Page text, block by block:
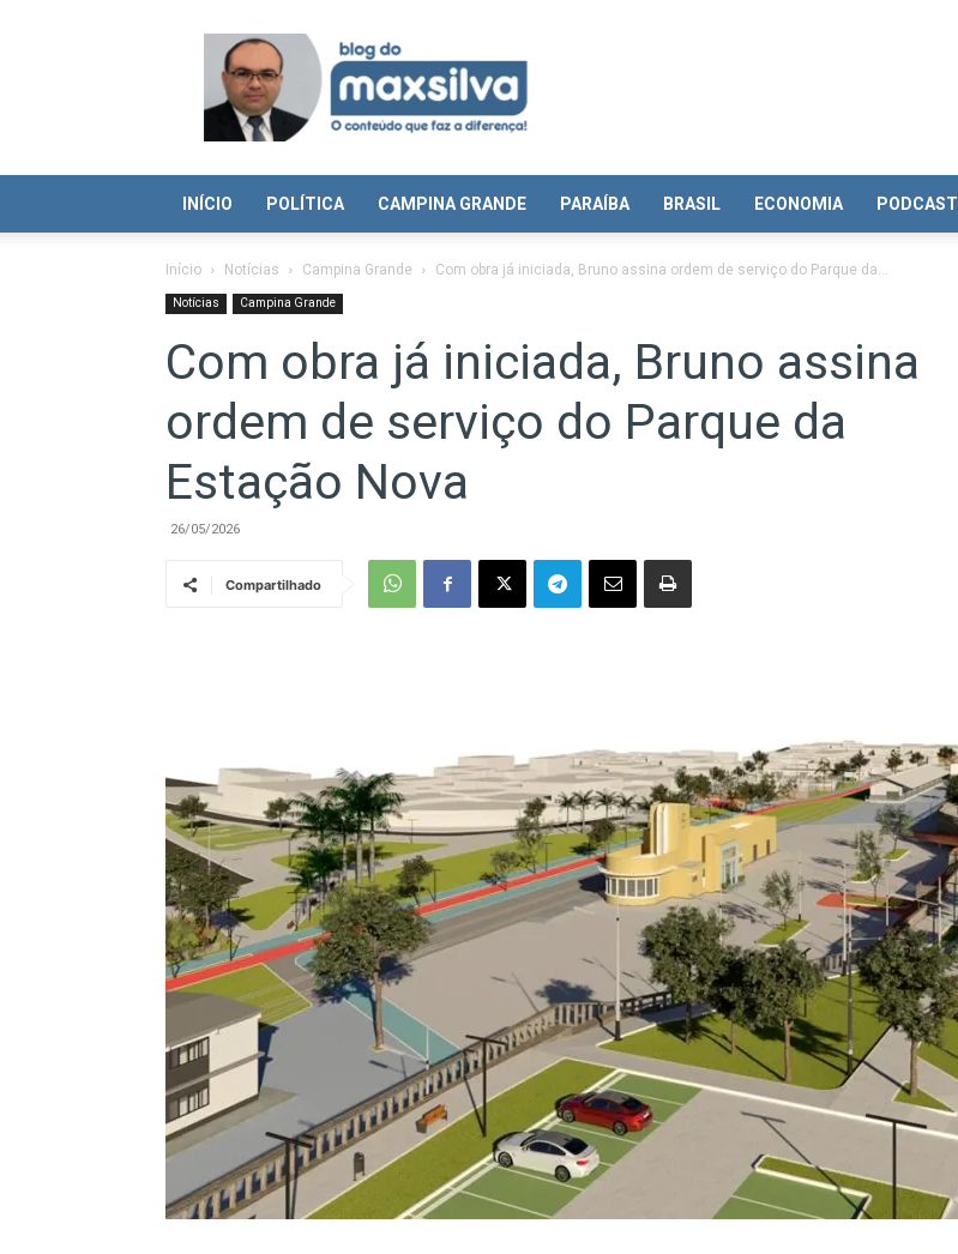
Blog
Max
Silva
INÍCIO POLÍTICA CAMPINA GRANDE PARAÍBA BRASIL ECONOMIA PODCAST
Início Notícias Campina Grande Com obra já iniciada, Bruno assina ordem de serviço do Parque da...
Notícias Campina Grande
Com obra já iniciada, Bruno assina
ordem de serviço do Parque da
Estação Nova
26/05/2026
Compartilhado